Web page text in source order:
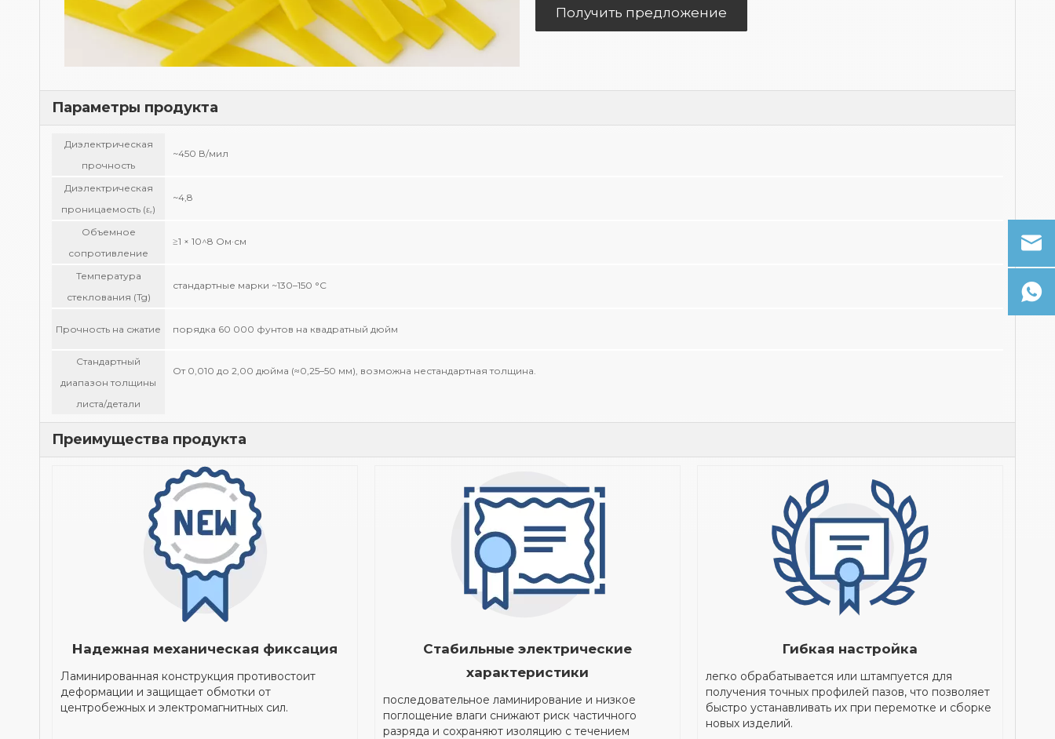
Получить предложение
Параметры продукта
Диэлектрическая
прочность
~450 В/мил
Диэлектрическая
проницаемость (εᵣ)
~4,8
Объемное
сопротивление
≥1 × 10^8 Ом·см
Температура
стеклования (Tg)
стандартные марки ~130–150 °С
Прочность на сжатие порядка 60 000 фунтов на квадратный дюйм
Стандартный
диапазон толщины
листа/детали
От 0,010 до 2,00 дюйма (≈0,25–50 мм), возможна нестандартная толщина.
Преимущества продукта
Надежная механическая фиксация
Ламинированная конструкция противостоит
деформации и защищает обмотки от
центробежных и электромагнитных сил.
Стабильные электрические
характеристики
последовательное ламинирование и низкое
поглощение влаги снижают риск частичного
разряда и сохраняют изоляцию с течением
Гибкая настройка
легко обрабатывается или штампуется для
получения точных профилей пазов, что позволяет
быстро устанавливать их при перемотке и сборке
новых изделий.